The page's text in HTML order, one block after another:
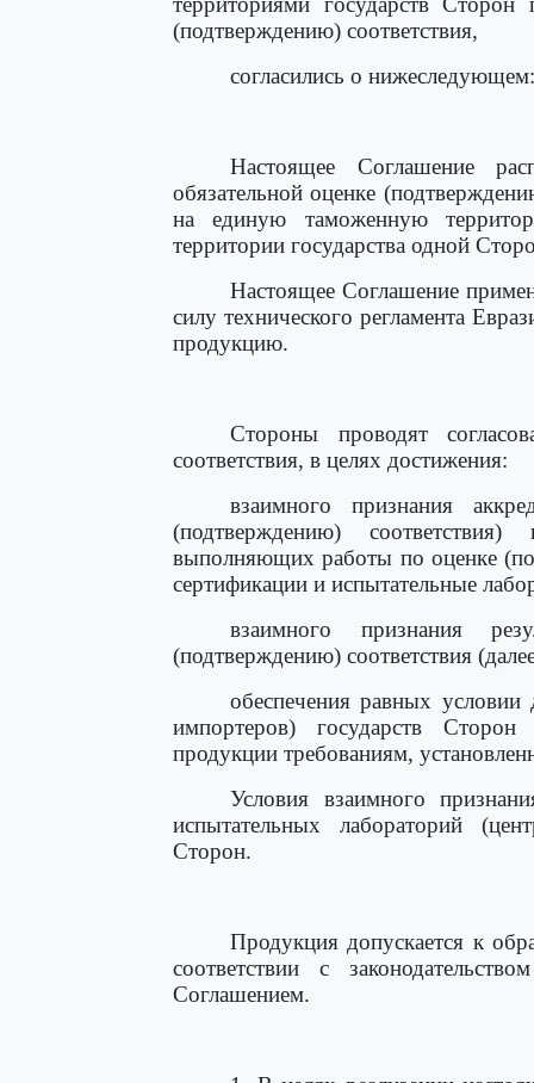
(подтверждению) соответствия,
согласились о нижеследующем:
Настоящее Соглашение
обязательной оценке
на единую таможенную
территории государства одной
Настоящее Соглашение
силу технического регламента
продукцию.
Стороны проводят
соответствия, в целях достижения:
взаимного признания
(подтверждению)
выполняющих работы по оценке
сертификации и испытательные
взаимного признания
(подтверждению) соответствия
обеспечения равных условии
импортеров) государств
продукции требованиям,
Условия взаимного
испытательных лабораторий
Сторон.
Продукция допускается к
соответствии с
Соглашением.